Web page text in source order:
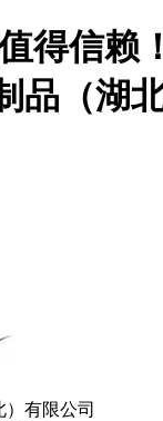
得信赖
品（湖
有限公司